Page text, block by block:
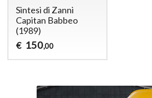
Sintesi di Zanni
Capitan Babbeo
(1989)
€ 150,00